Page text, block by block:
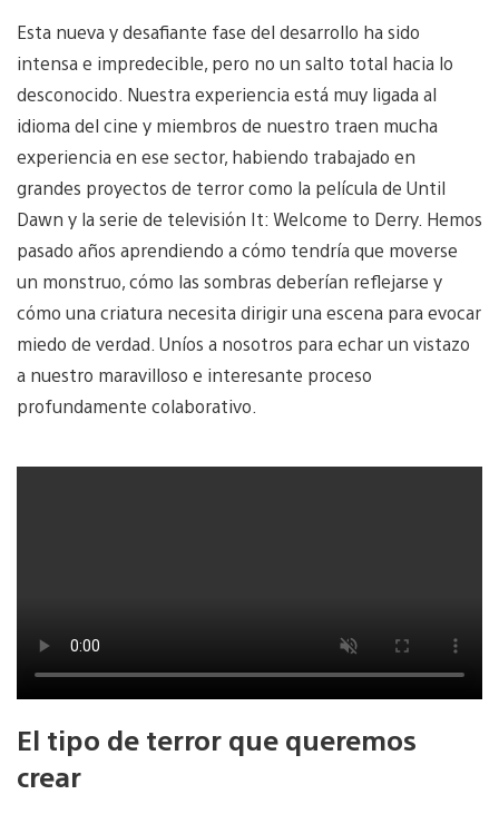
Esta nueva y desafiante fase del desarrollo ha sido
intensa e impredecible, pero no un salto total hacia lo
desconocido. Nuestra experiencia está muy ligada al
idioma del cine y miembros de nuestro traen mucha
experiencia en ese sector, habiendo trabajado en
grandes proyectos de terror como la película de Until
Dawn y la serie de televisión It: Welcome to Derry. Hemos
pasado años aprendiendo a cómo tendría que moverse
un monstruo, cómo las sombras deberían reflejarse y
cómo una criatura necesita dirigir una escena para evocar
miedo de verdad. Uníos a nosotros para echar un vistazo
a nuestro maravilloso e interesante proceso
profundamente colaborativo.
El tipo de terror que queremos
crear